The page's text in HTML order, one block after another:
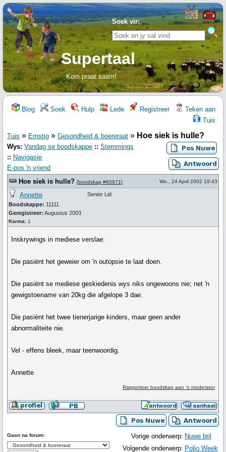
Soek vir:
Supertaal
Kom praat saam!
Blog Soek Hulp Lede Registreer
Teken aan
Tuis
Tuis » Ernstig » Gesondheid & boereraat » Hoe siek is hulle?
Wys: Vandag se boodskappe :: Stemmings
:: Navigasie
E-pos 'n vriend
Hoe siek is hulle? [boodskap #60971] Wo., 24 April 2002 19:43
Annette
Boodskappe: 11111
Geregistreer: Augustus 2003
Karma: 1
Senior Lid
Inskrywings in mediese verslae:
Die pasiënt het geweier om 'n outopsie te laat doen.
Die pasiënt se mediese geskiedenis wys niks ongewoons nie; net 'n
gewigstoename van 20kg die afgelope 3 dae.
Die pasiënt het twee tienerjarige kinders, maar geen ander
abnormaliteite nie.
Vel - effens bleek, maar teenwoordig.
Annette
Rapporteer boodskap aan 'n moderator
Vorige onderwerp: Nuwe bril
Volgende onderwerp: Polio Week
Gaan na forum: